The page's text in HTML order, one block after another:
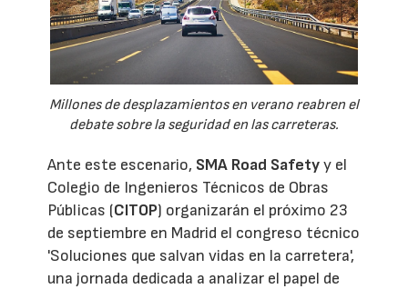
Millones de desplazamientos en verano reabren el
debate sobre la seguridad en las carreteras.
Ante este escenario, SMA Road Safetyy el
Colegio de Ingenieros Técnicos de Obras
Públicas (CITOP) organizarán el próximo 23
de septiembre en Madrid el congreso técnico
'Soluciones que salvan vidas en la carretera',
una jornada dedicada a analizar el papel de